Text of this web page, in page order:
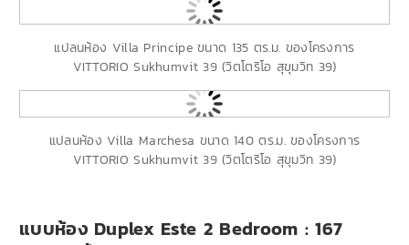
แปลนห้อง Villa Principe ขนาด 135 ตร.ม. ของโครงการ
VITTORIO Sukhumvit 39 (วิตโตริโอ สุขุมวิท 39)
แปลนห้อง Villa Marchesa ขนาด 140 ตร.ม. ของโครงการ
VITTORIO Sukhumvit 39 (วิตโตริโอ สุขุมวิท 39)
แบบห้อง Duplex Este 2 Bedroom : 167